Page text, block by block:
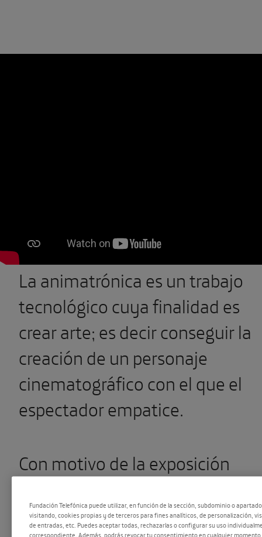
La animatrónica es un trabajo
tecnológico cuya finalidad es
crear arte; es decir conseguir la
creación de un personaje
cinematográfico con el que el
espectador empatice.
Con motivo de la exposición
el día 3 de febrero, hemos
Fundación Telefónica puede utilizar, en función de la sección, subdominio o
visitando, cookies propias y de terceros para fines analíticos, de personalización,
de entradas, etc. Puedes aceptar todas, rechazarlas o configurar su uso
correspondiente. Además, podrás revocar tu consentimiento en cualquier momento